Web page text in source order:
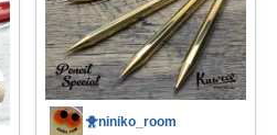
🐥niniko_room